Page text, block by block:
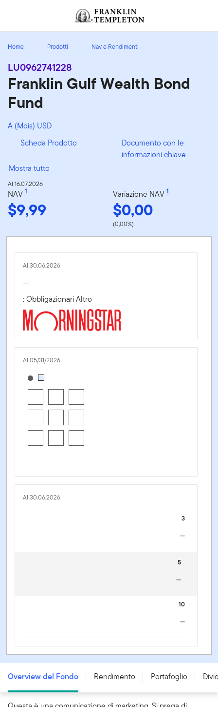
Header menu toggle
Home Prodotti Nav e Rendimenti
LU0962741228
Franklin Gulf Wealth Bond
Fund
A (Mdis) USD
Scheda Prodotto
Documento con le
informazioni chiave
Mostra tutto
Al 16.07.2026
NAV 1
$9,99
Variazione NAV 1
$0,00
(0,00%)
Al 30.06.2026
—
: Obbligazionari Altro
Al 05/31/2026
[products.morningstar-stylebox-title-sr-fixed]
Al 30.06.2026
3
—
5
—
10
—
Franklin Gulf Wealth Bond Fund - A (Mdis) USD -
LU0962741228
Overview del Fondo Rendimento Portafoglio